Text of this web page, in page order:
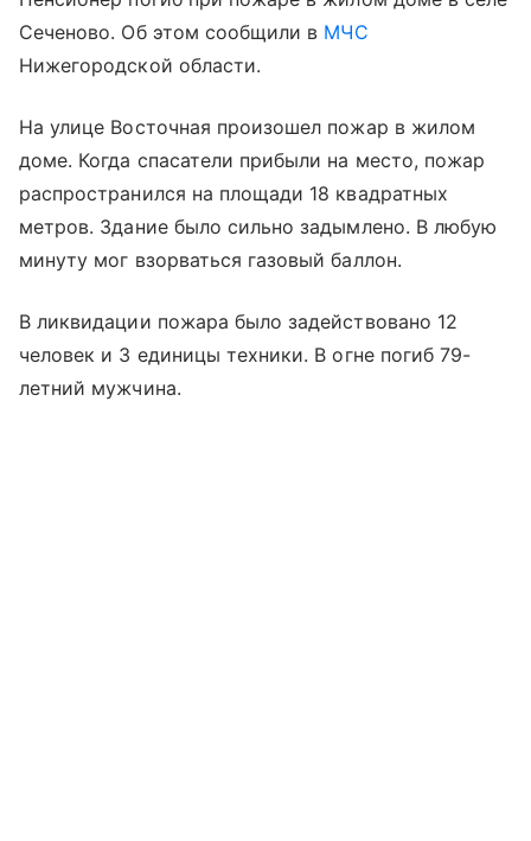
Сеченово. Об этом сообщили в МЧС
Нижегородской области.
На улице Восточная произошел пожар в жилом
доме. Когда спасатели прибыли на место, пожар
распространился на площади 18 квадратных
метров. Здание было сильно задымлено. В любую
минуту мог взорваться газовый баллон.
В ликвидации пожара было задействовано 12
человек и 3 единицы техники. В огне погиб 79-
летний мужчина.